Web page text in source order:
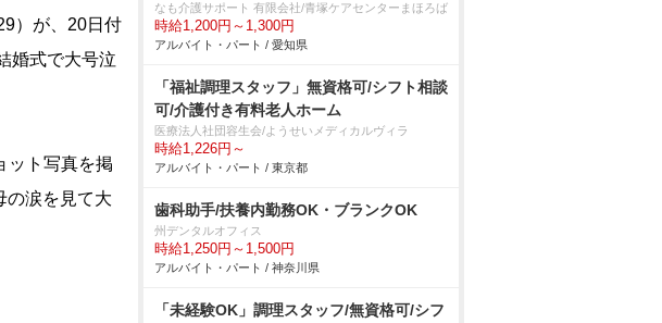
）が、20日付
婚式で大号泣
ト写真を掲
の涙を見て大
なも介護サポート 有限会社/青塚ケアセンターまほろば
時給1,200円～1,300円
アルバイト・パート / 愛知県
「福祉調理スタッフ」無資格可/シフト相談
可/介護付き有料老人ホーム
医療法人社団容生会/ようせいメディカルヴィラ
時給1,226円～
アルバイト・パート / 東京都
歯科助手/扶養内勤務OK・ブランクOK
州デンタルオフィス
時給1,250円～1,500円
アルバイト・パート / 神奈川県
「未経験OK」調理スタッフ/無資格可/シフ